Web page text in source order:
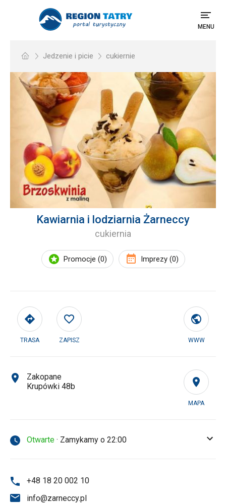
MENU
Jedzenie i picie cukiernie
Kawiarnia i lodziarnia Żarneccy
cukiernia
Promocje (0) Imprezy (0)
TRASA ZAPISZ WWW
MAPA
Zakopane
Krupówki 48b
Otwarte · Zamykamy o 22:00
+48 18 20 002 10
info@zarneccy.pl